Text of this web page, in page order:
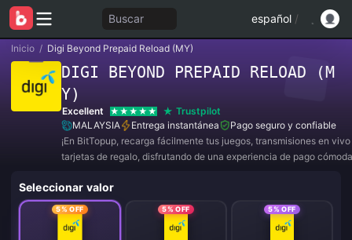
Buscar español /
Inicio / Digi Beyond Prepaid Reload (MY)
DIGI BEYOND PREPAID RELOAD (M
Y)
Excellent
Trustpilot
MALAYSIA
Entrega instantánea
Pago seguro y confiable
¡En BitTopup, recarga fácilmente tus juegos, transmisiones en
tarjetas de regalo, disfrutando de una experiencia de pago
Seleccionar valor
5% OFF 5% OFF 5% OFF